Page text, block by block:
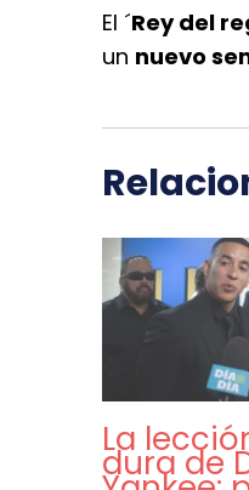
El ´Rey del
un nuevo
La
dura de